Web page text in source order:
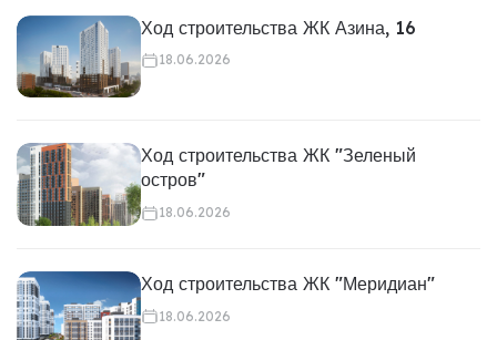
Ход строительства ЖК Азина, 16
18.06.2026
Ход строительства ЖК "Зеленый
остров"
18.06.2026
Ход строительства ЖК "Меридиан"
18.06.2026